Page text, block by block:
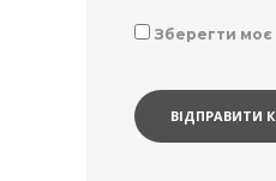
Зберегти моє